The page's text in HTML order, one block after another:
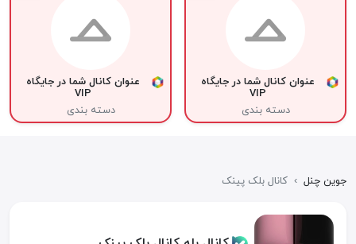
عنوان کانال شما در جایگاه
VIP
دسته بندی
عنوان کانال شما در جایگاه
VIP
دسته بندی
جوین چنل › کانال بلک پینک